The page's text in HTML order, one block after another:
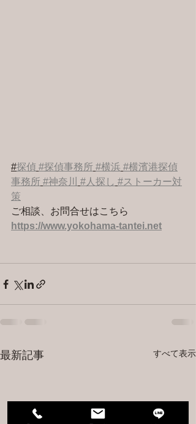
#探偵 #探偵事務所 #横浜 #横濱港探偵
事務所 #神奈川 #人探し #ストーカー対
策
ご相談、お問合せはこちら
https://www.yokohama-tantei.net
最新記事 すべて表示